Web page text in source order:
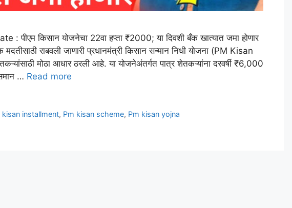
किसान योजनेचा 22वा हप्ता ₹2000; या दिवशी बँक खात्यात जमा होणार
राबवली जाणारी प्रधानमंत्री किसान सन्मान निधी योजना (PM Kisan
मोठा आधार ठरली आहे. या योजनेअंतर्गत पात्र शेतकऱ्यांना दरवर्षी ₹6,000
… Read more
kisan installment, Pm kisan scheme, Pm kisan yojna